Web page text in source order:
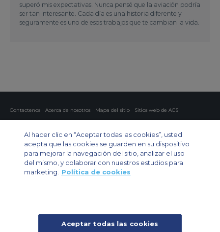
superó mis expectativas. Nunca pensé que la aviación podría
ser tan interesante. Cada día es una historia diferente y
seguramente es uno de esos trabajos que te cambian la vida.
Contactenos Acerca de nosotros Mapa del sitio
Sitios web de ACS
Chárter privado
Chárter para grupos Chárter de carga Guía de aviones
Private Charter App
© 2024 Air Charter Service | Rua Funchal, 411 5 andar sala 13, Vila
Al hacer clic en “Aceptar todas las cookies”, usted
acepta que las cookies se guarden en su dispositivo
para mejorar la navegación del sitio, analizar el uso
del mismo, y colaborar con nuestros estudios para
marketing.
Política de cookies
Aceptar todas las cookies